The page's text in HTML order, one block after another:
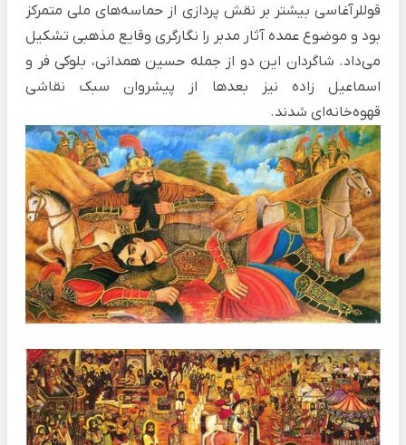
قوللرآغاسی بیشتر بر نقش پردازی از حماسه‌های ملی متمرکز
بود و موضوع عمده آثار مدبر را نگارگری وقایع مذهبی تشکیل
می‌داد. شاگردان این دو از جمله حسین همدانی، بلوکی فر و
اسماعیل زاده نیز بعدها از پیشروان سبک نقاشی
قهوه‌خانه‌ای شدند.